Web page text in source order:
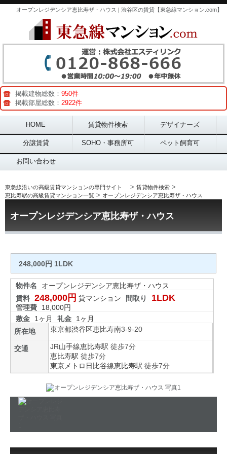
オープンレジデンシア恵比寿ザ・ハウス | 渋谷区の賃貸【東急線マンション.com】
掲載建物総数： 950件
掲載部屋総数： 2922件
Main menu
HOME 賃貸物件検索 デザイナーズ
分譲賃貸 SOHO・事務所可 ペット飼育可
お問い合わせ
東急線沿いの高級賃貸マンションの専門サイト > 賃貸物件検索 >
恵比寿駅の高級賃貸マンション一覧 > オープンレジデンシア恵比寿ザ・ハウス
オープンレジデンシア恵比寿ザ・ハウス
248,000円 1LDK
物件名
オープンレジデンシア恵比寿ザ・ハウス
賃料 248,000円 貸マンション 間取り 1LDK
管理費
18,000円
敷金
1ヶ月 礼金
1ヶ月
所在地
東京都渋谷区恵比寿南3-9-20
交通 JR山手線恵比寿駅 徒歩7分
恵比寿駅 徒歩7分
東京メトロ日比谷線恵比寿駅 徒歩7分